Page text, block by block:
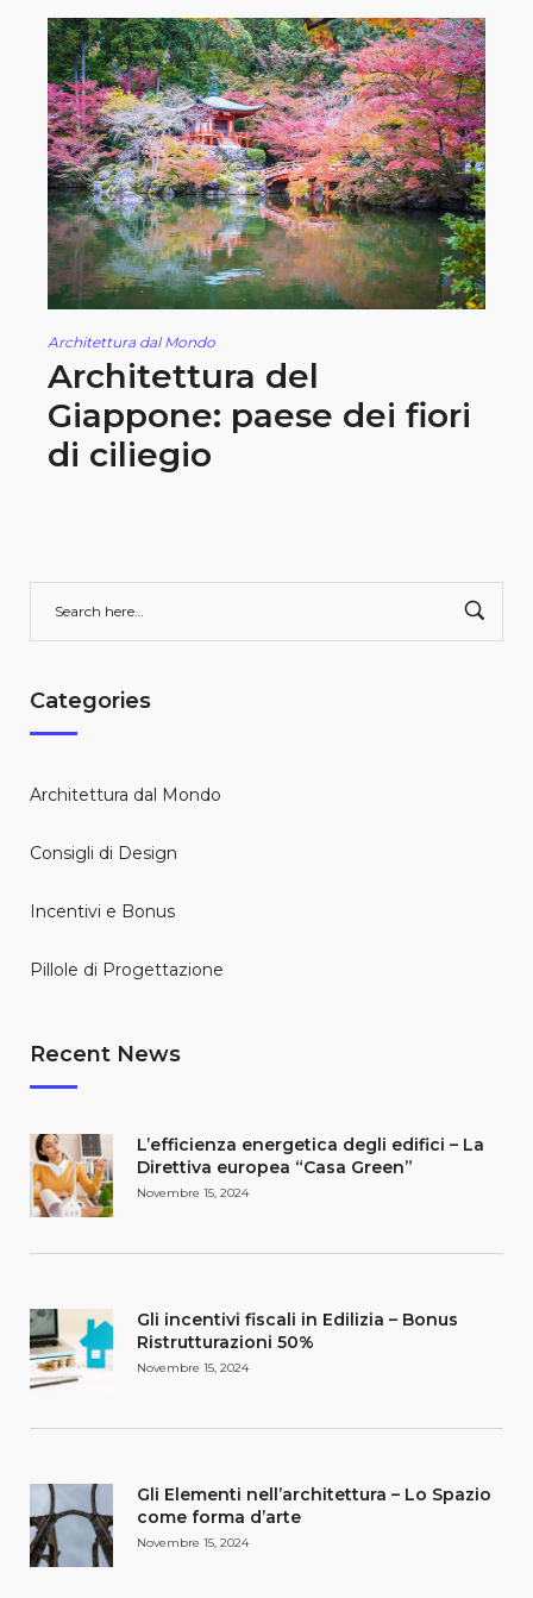
Categories
Architettura dal Mondo
Consigli di Design
Incentivi e Bonus
Pillole di Progettazione
Recent News
L’efficienza energetica degli edifici – La
Direttiva europea “Casa Green”
Novembre 15, 2024
Gli incentivi fiscali in Edilizia – Bonus
Ristrutturazioni 50%
Novembre 15, 2024
Gli Elementi nell’architettura – Lo Spazio
come forma d’arte
Novembre 15, 2024
Architettura dal Mondo
Architettura del
Giappone: paese dei fiori
di ciliegio